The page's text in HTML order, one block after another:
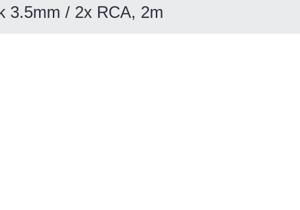
3.5mm / 2x RCA, 2m